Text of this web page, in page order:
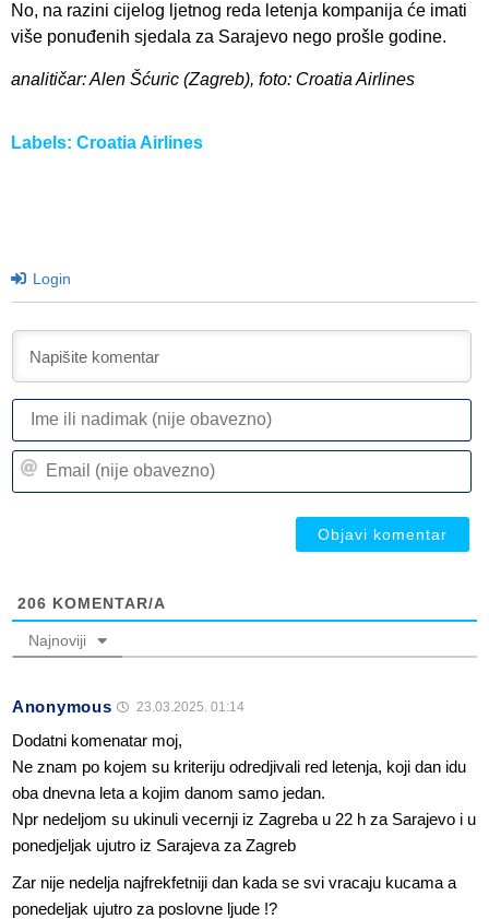
No, na razini cijelog ljetnog reda letenja kompanija će imati
više ponuđenih sjedala za Sarajevo nego prošle godine.
analitičar: Alen Šćuric (Zagreb), foto: Croatia Airlines
Labels: Croatia Airlines
Login
206 KOMENTAR/A
Najnoviji
Anonymous 23.03.2025. 01:14
Dodatni komenatar moj,
Ne znam po kojem su kriteriju odredjivali red letenja, koji dan idu
oba dnevna leta a kojim danom samo jedan.
Npr nedeljom su ukinuli vecernji iz Zagreba u 22 h za Sarajevo i u
ponedjeljak ujutro iz Sarajeva za Zagreb
Zar nije nedelja najfrekfetniji dan kada se svi vracaju kucama a
ponedeljak ujutro za poslovne ljude !?